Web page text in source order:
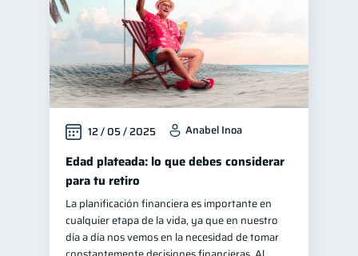
12 / 05 / 2025 Anabel Inoa
Edad plateada: lo que debes considerar
para tu retiro
La planificación financiera es importante en
cualquier etapa de la vida, ya que en nuestro
día a día nos vemos en la necesidad de tomar